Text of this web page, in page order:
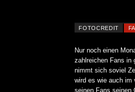
FOTOCREDIT
Nur noch einen
zahlreichen Fans in
nimmt sich soviel
wird es wie auch im
seinen Fans seinen